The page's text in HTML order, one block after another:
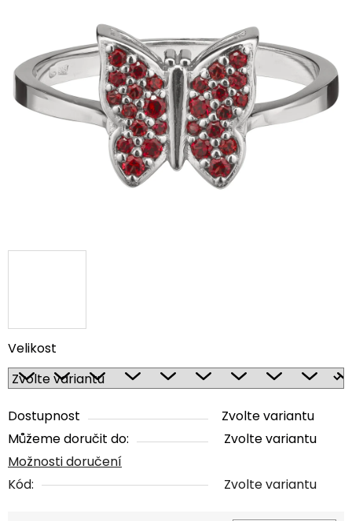
Velikost
Dostupnost
Zvolte variantu
Můžeme doručit do:
Zvolte variantu
Možnosti doručení
Kód:
Zvolte variantu
hvězdiček.